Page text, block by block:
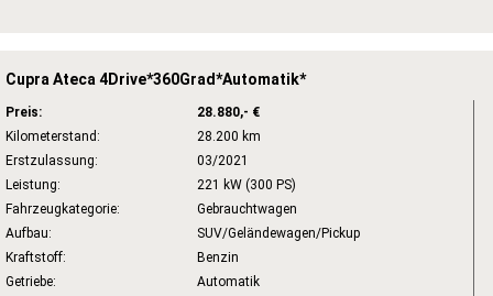
Cupra Ateca 4Drive*360Grad*Automatik*
Preis:
28.880,- €
Kilometerstand:
28.200 km
Erstzulassung:
03/2021
Leistung:
221 kW (300 PS)
Fahrzeugkategorie:
Gebrauchtwagen
Aufbau:
SUV/Geländewagen/Pickup
Kraftstoff:
Benzin
Getriebe:
Automatik